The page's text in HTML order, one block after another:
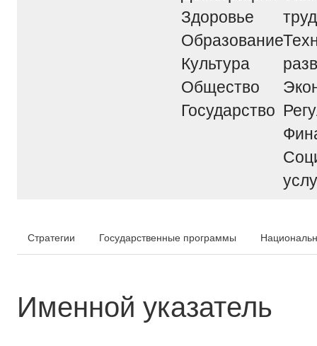
Здоровье
Образование
Культура
Общество
Государство
труд
Стратегии Государственные программы
Именной указатель